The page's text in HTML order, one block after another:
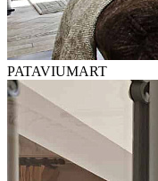
PATAVIUMART